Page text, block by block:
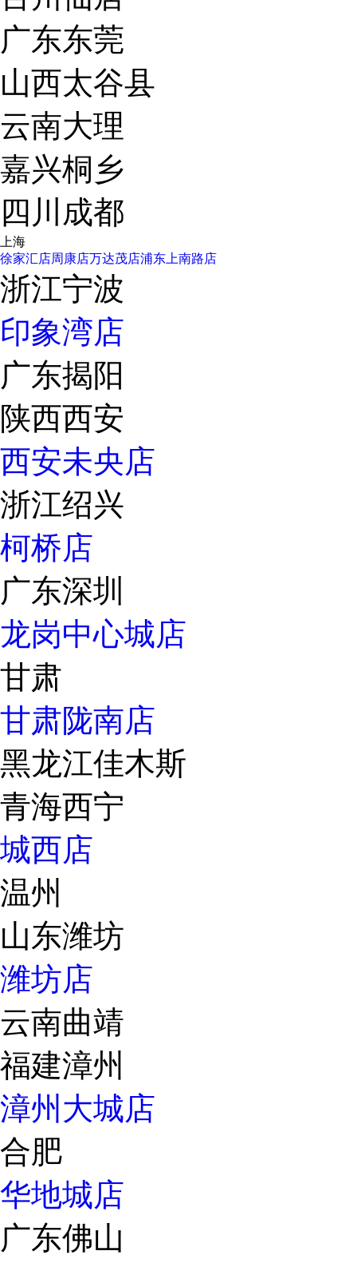
广东东莞
山西太谷县
云南大理
嘉兴桐乡
四川成都
上海
徐家汇店周康店万达茂店浦东上南路店
浙江宁波
印象湾店
广东揭阳
陕西西安
西安未央店
浙江绍兴
柯桥店
广东深圳
龙岗中心城店
甘肃
甘肃陇南店
黑龙江佳木斯
青海西宁
城西店
温州
山东潍坊
潍坊店
云南曲靖
福建漳州
漳州大城店
合肥
华地城店
广东佛山